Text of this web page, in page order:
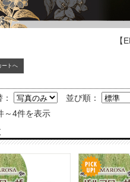
【
並び順：
～4件を表示